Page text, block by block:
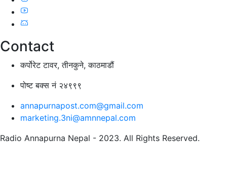
Contact
कर्पोरेट टावर, तीनकुने, काठमाडौं
पोष्ट बक्स नं २४९९९
annapurnapost.com@gmail.com
marketing.3ni@amnnepal.com
Radio Annapurna Nepal - 2023. All Rights Reserved.